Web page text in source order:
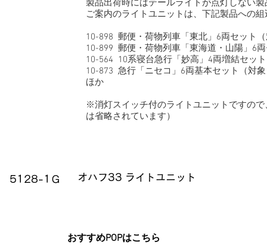
製品出荷時にはテールライトが点灯しない
ご案内のライトユニットは、下記製品への
10-898 郵便・荷物列車「東北」6両セット
10-899 郵便・荷物列車「東海道・山陽」6
10-564 10系寝台急行「妙高」4両増結セッ
10-873 急行「ニセコ」6両基本セット（対
ほか
※消灯スイッチ付のライトユニットですの
は省略されています）
5128-1Ｇ オハフ33 ライトユニット
​おすすめPOPはこちら